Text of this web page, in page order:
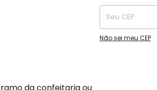
Não sei meu CEP